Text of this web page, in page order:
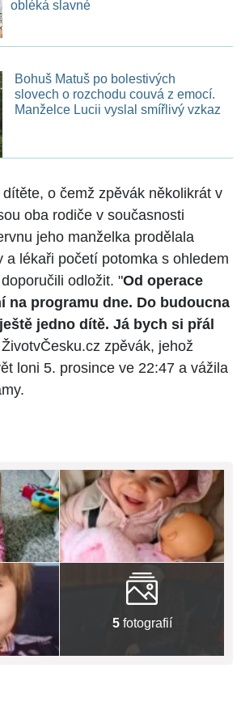
obléká slavné
Bohuš Matuš po bolestivých
slovech o rozchodu couvá z emocí.
Manželce Lucii vyslal smířlivý vzkaz
o čemž zpěvák několikrát v
oba rodiče v současnosti
jeho manželka prodělala
a lékaři početí potomka s ohledem
odložit. "Od operace
na programu dne. Do budoucna
jedno dítě. Já bych si přál
zpěvák, jehož
loni 5. prosince ve 22:47 a vážila
5fotografií